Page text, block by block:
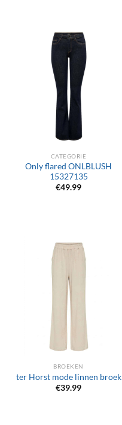
CATEGORIE
Only flared ONLBLUSH
15327135
€49.99
BROEKEN
ter Horst mode linnen broek
€39.99